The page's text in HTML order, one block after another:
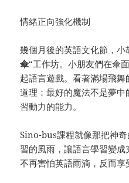
情緒正向強化機制
幾個月後的英語文化節，
傘“工作坊。小朋友們在傘
起語言遊戲。看著滿場飛
道理：最好的魔法不是夢
習動力的能力。
Sino-bus課程就像那把神
習的風雨，讓語言學習變
不再害怕英語雨滴，反而享